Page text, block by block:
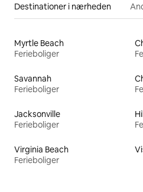
Destinationer i nærheden
Myrtle Beach
Ferieboliger
Savannah
Ferieboliger
Jacksonville
Ferieboliger
Virginia Beach
Ferieboliger